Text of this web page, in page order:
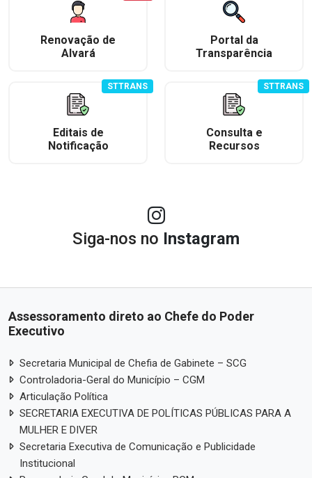
Renovação de
Alvará
Portal da
Transparência
Editais de
Notificação
STTRANS
Consulta e
Recursos
STTRANS
Siga-nos no Instagram
Assessoramento direto ao Chefe do Poder
Executivo
Secretaria Municipal de Chefia de Gabinete – SCG
Controladoria-Geral do Município – CGM
Articulação Política
SECRETARIA EXECUTIVA DE POLÍTICAS PÚBLICAS PARA A
MULHER E DIVER
Secretaria Executiva de Comunicação e Publicidade
Institucional